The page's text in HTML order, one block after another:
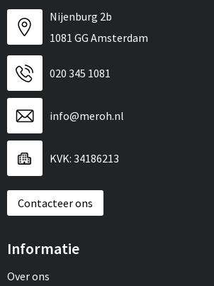
Nijenburg 2b
1081 GG Amsterdam
020 345 1081
info@meroh.nl
KVK: 34186213
Contacteer ons
Informatie
Over ons